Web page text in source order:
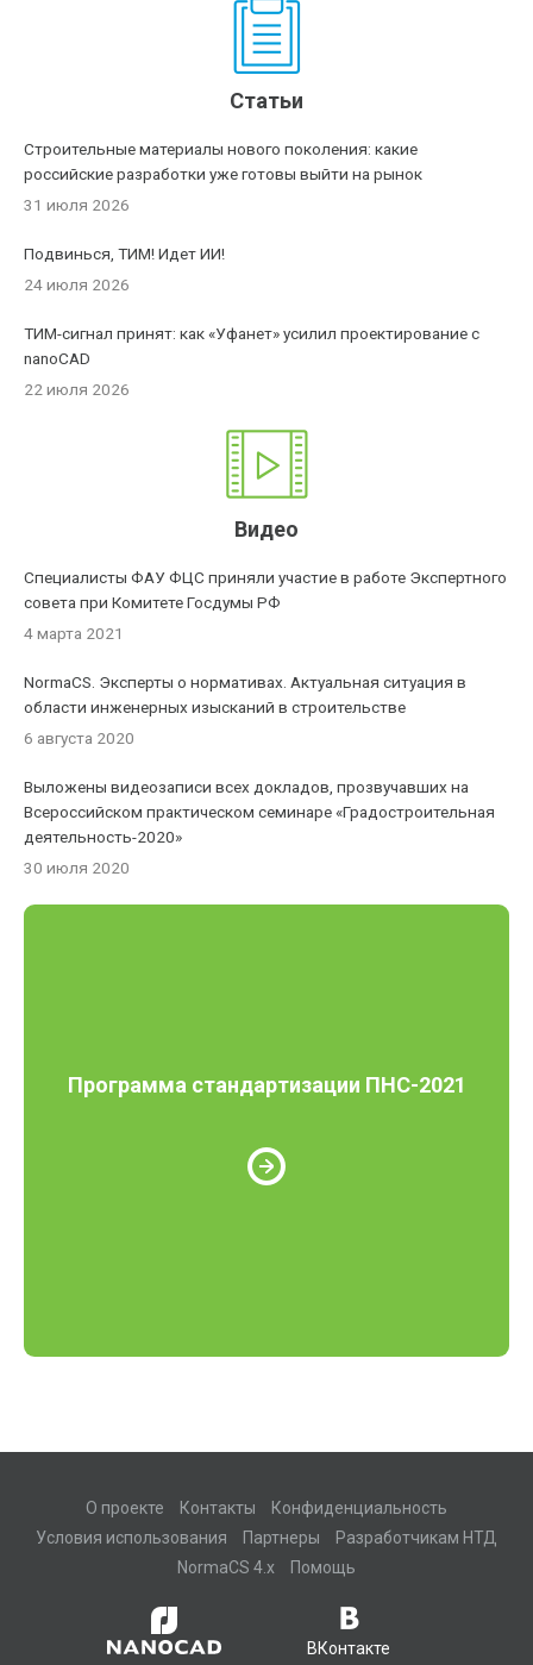
Статьи
Строительные материалы нового поколения: какие
российские разработки уже готовы выйти на рынок
31 июля 2026
Подвинься, ТИМ! Идет ИИ!
24 июля 2026
ТИМ-сигнал принят: как «Уфанет» усилил проектирование с
nanoCAD
22 июля 2026
Видео
Специалисты ФАУ ФЦС приняли участие в работе Экспертного
совета при Комитете Госдумы РФ
4 марта 2021
NormaCS. Эксперты о нормативах. Актуальная ситуация в
области инженерных изысканий в строительстве
6 августа 2020
Выложены видеозаписи всех докладов, прозвучавших на
Всероссийском практическом семинаре «Градостроительная
деятельность-2020»
30 июля 2020
Программа стандартизации ПНС-2021
О проекте Контакты
Конфиденциальность
Условия использования
Партнеры
Разработчикам НТД
NormaCS 4.x
Помощь
ВКонтакте